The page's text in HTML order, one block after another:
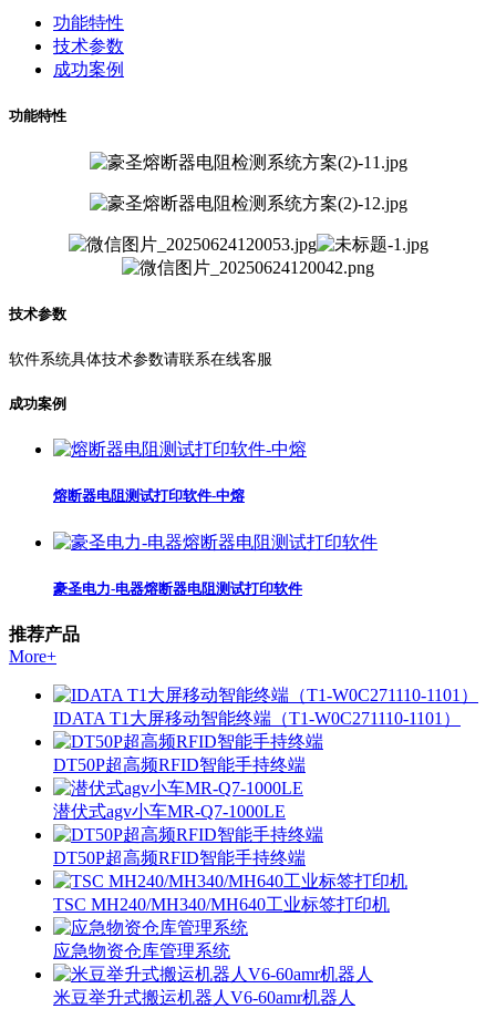
功能特性
技术参数
成功案例
功能特性
技术参数
软件系统具体技术参数请联系在线客服
成功案例
熔断器电阻测试打印软件-中熔
豪圣电力-电器熔断器电阻测试打印软件
推荐产品
More+
IDATA T1大屏移动智能终端（T1-W0C271110-1101）
DT50P超高频RFID智能手持终端
潜伏式agv小车MR-Q7-1000LE
DT50P超高频RFID智能手持终端
TSC MH240/MH340/MH640工业标签打印机
应急物资仓库管理系统
米豆举升式搬运机器人V6-60amr机器人